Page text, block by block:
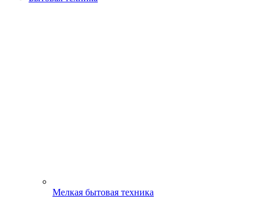
Мелкая бытовая техника